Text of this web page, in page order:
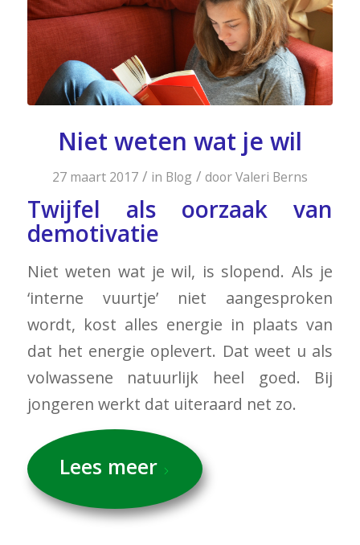
Niet weten wat je wil
27 maart 2017 / in Blog / doorValeri Berns
Twijfel als oorzaak van
demotivatie
Niet weten wat je wil, is slopend. Als je
‘interne vuurtje’ niet aangesproken
wordt, kost alles energie in plaats van
dat het energie oplevert. Dat weet u als
volwassene natuurlijk heel goed. Bij
jongeren werkt dat uiteraard net zo.
Lees meer